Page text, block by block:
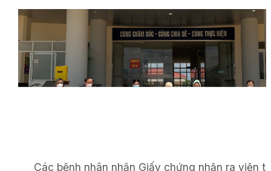
Các bệnh nhân nhận Giấy chứng nhận ra viện